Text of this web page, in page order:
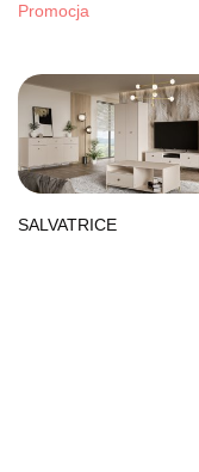
Promocja
SALVATRICE